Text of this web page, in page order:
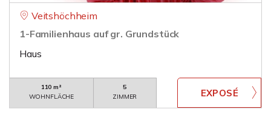
Veitshöchheim
1-Familienhaus auf gr. Grundstück
Haus
110 m²
WOHNFLÄCHE
5
ZIMMER